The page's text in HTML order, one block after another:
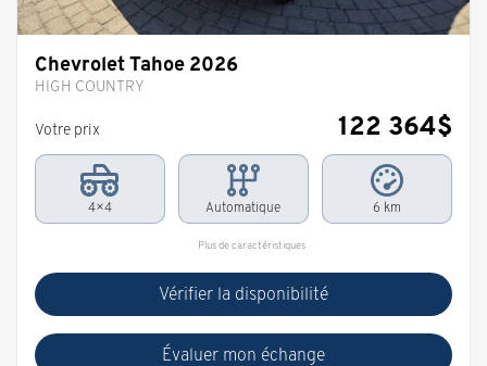
Chevrolet Tahoe 2026
HIGH COUNTRY
Votre prix 122 364$
4×4 Automatique 6 km
Plus de caractéristiques
Vérifier la disponibilité
Évaluer mon échange